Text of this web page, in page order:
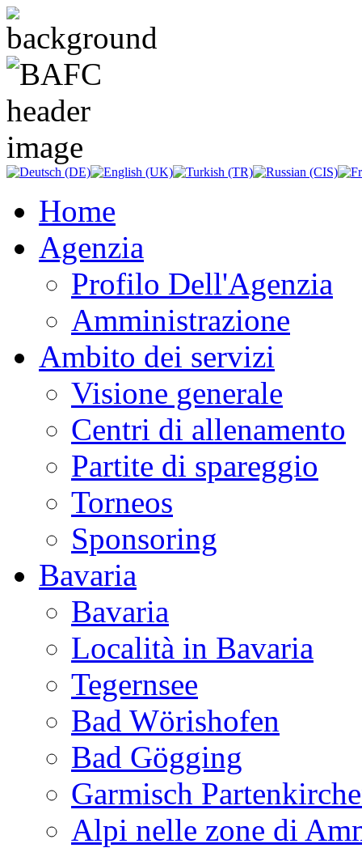
Home
Agenzia
Profilo Dell'Agenzia
Amministrazione
Ambito dei servizi
Visione generale
Centri di allenamento
Partite di spareggio
Torneos
Sponsoring
Bavaria
Bavaria
Località in Bavaria
Tegernsee
Bad Wörishofen
Bad Gögging
Garmisch
Alpi nelle zone di